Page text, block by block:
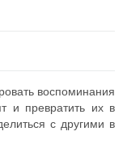
воспоминания
и превратить их в
с другими в